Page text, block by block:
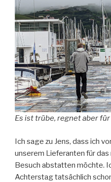
Es ist trübe, regnet aber
Ich sage zu Jens, dass ich
unserem Lieferanten für
Besuch abstatten möchte.
Achterstag tatsächlich